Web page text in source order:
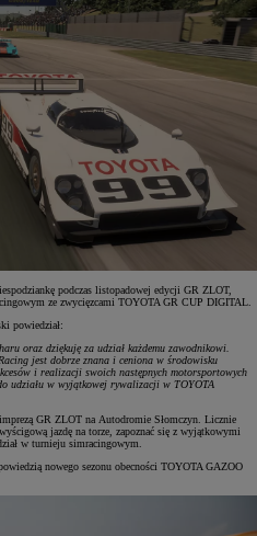
podczas listopadowej edycji GR ZLOT,
ze zwycięzcami TOYOTA GR CUP DIGITAL.
powiedział:
oraz dziękuję za udział każdemu zawodnikowi.
jest dobrze znana i ceniona w środowisku
i realizacji swoich następnych motorsportowych
udziału w wyjątkowej rywalizacji w TOYOTA
GR ZLOT na Autodromie Słomczyn. Licznie
jazdę na torze, zapoznać się z wyjątkowymi
w turnieju simracingowym.
nowego sezonu obecności TOYOTA GAZOO